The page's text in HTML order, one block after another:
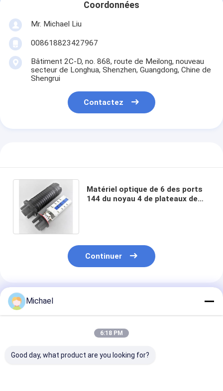
Coordonnées
Mr. Michael Liu
008618823427967
Bâtiment 2C-D, no. 868, route de Meilong, nouveau
secteur de Longhua, Shenzhen, Guangdong, Chine de
Shengrui
Contactez
Matériel optique de 6 des ports
144 du noyau 4 de plateaux de
Continuer
Produits Recommandés
Michael
6:18 PM
Good day, what product are you looking for?